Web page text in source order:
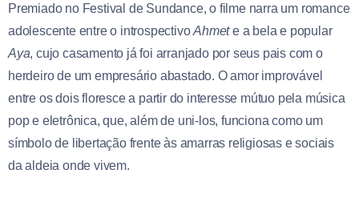
Premiado no Festival de Sundance, o filme narra um romance
adolescente entre o introspectivoAhmete a bela e popular
Aya, cujo casamento já foi arranjado por seus pais com o
herdeiro de um empresário abastado. O amor improvável
entre os dois floresce a partir do interesse mútuo pela música
pop e eletrônica, que, além de uni-los, funciona como um
símbolo de libertação frente às amarras religiosas e sociais
da aldeia onde vivem.